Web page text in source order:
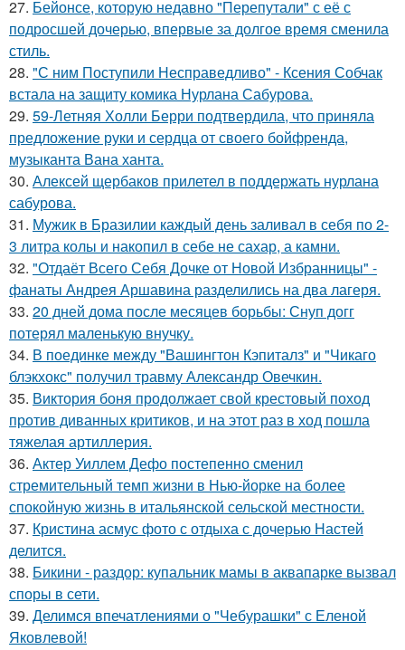
27. Бейонсе, которую недавно "Перепутали" с её с
подросшей дочерью, впервые за долгое время сменила
стиль.
28. "С ним Поступили Несправедливо" - Ксения Собчак
встала на защиту комика Нурлана Сабурова.
29. 59-Летняя Холли Берри подтвердила, что приняла
предложение руки и сердца от своего бойфренда,
музыканта Вана ханта.
30. Алексей щербаков прилетел в поддержать нурлана
сабурова.
31. Мужик в Бразилии каждый день заливал в себя по 2-
3 литра колы и накопил в себе не сахар, а камни.
32. "Отдаёт Всего Себя Дочке от Новой Избранницы" -
фанаты Андрея Аршавина разделились на два лагеря.
33. 20 дней дома после месяцев борьбы: Снуп догг
потерял маленькую внучку.
34. В поединке между "Вашингтон Кэпиталз" и "Чикаго
блэкхокс" получил травму Александр Овечкин.
35. Виктория боня продолжает свой крестовый поход
против диванных критиков, и на этот раз в ход пошла
тяжелая артиллерия.
36. Актер Уиллем Дефо постепенно сменил
стремительный темп жизни в Нью-йорке на более
спокойную жизнь в итальянской сельской местности.
37. Кристина асмус фото с отдыха с дочерью Настей
делится.
38. Бикини - раздор: купальник мамы в аквапарке вызвал
споры в сети.
39. Делимся впечатлениями о "Чебурашки" с Еленой
Яковлевой!